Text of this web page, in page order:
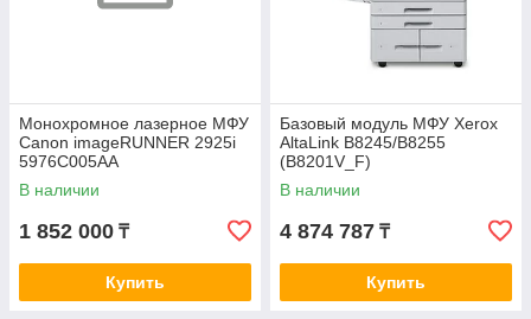
Монохромное лазерное МФУ
Canon imageRUNNER 2925i
5976C005AA
В наличии
1 852 000 ₸
Купить
Базовый модуль МФУ Xerox
AltaLink B8245/B8255
(B8201V_F)
В наличии
4 874 787 ₸
Купить